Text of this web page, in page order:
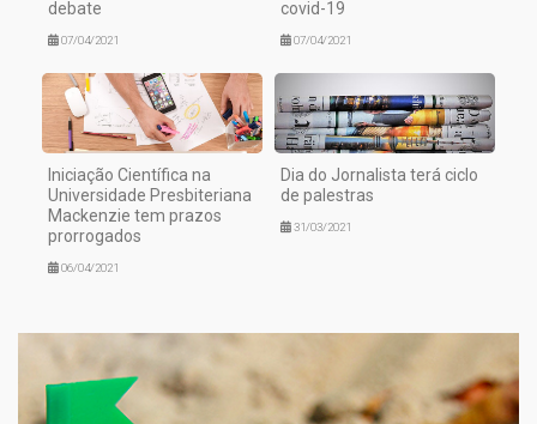
debate
07/04/2021
covid-19
07/04/2021
Iniciação Científica na
Universidade Presbiteriana
Mackenzie tem prazos
prorrogados
06/04/2021
Dia do Jornalista terá ciclo
de palestras
31/03/2021